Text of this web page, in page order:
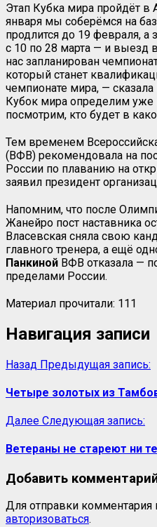
Этап Кубка мира пройдёт в
января мы соберёмся на
продлится до 19 февраля, а
с 10 по 28 марта — и выезд
нас запланирован
который станет
чемпионате мира, —
Кубок мира определим уже
посмотрим, кто будет в
Тем временем
(ВФВ) рекомендовала на
России по плаванию на
заявил президент
Напомним, что после
Жанейро пост наставника
Власевская сняла свою
главного тренера, а ещё
Панкиной ВФВ отказала —
пределами России.
Материал прочитали: 111
Навигация записи
Назад Предыдущая запись:
Четыре золотых из
Далее Следующая запись:
Ветераны не стареют ни
Добавить
Для отправки
авторизоваться.